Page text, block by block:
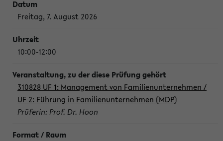
Freitag, 7. August 2026
10:00-12:00
310828 UF 1: Management von Familienunternehmen /
UF 2: Führung in Familienunternehmen (MDP)
Prüferin: Prof. Dr. Hoon